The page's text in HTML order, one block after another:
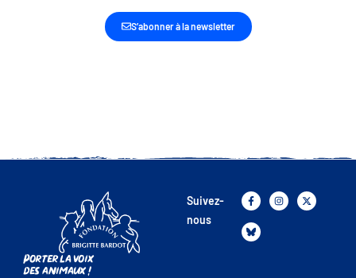
S’abonner à la newsletter
Porter la voix
des animaux !
Suivez-
nous